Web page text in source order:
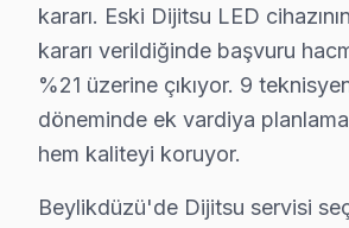
Dijitsu televizyonlarda sık
• Beylikdüzü'de Siyah Ekran /
• Beylikdüzü'de Görüntü Var
• Beylikdüzü'de Kırmızı Işık
• Beylikdüzü'de Smart
kararı. Eski Dijitsu LED
kararı verildiğinde başvuru
%21 üzerine çıkıyor. 9
döneminde ek vardiya
hem kaliteyi koruyor.
Beylikdüzü'de Dijitsu servisi